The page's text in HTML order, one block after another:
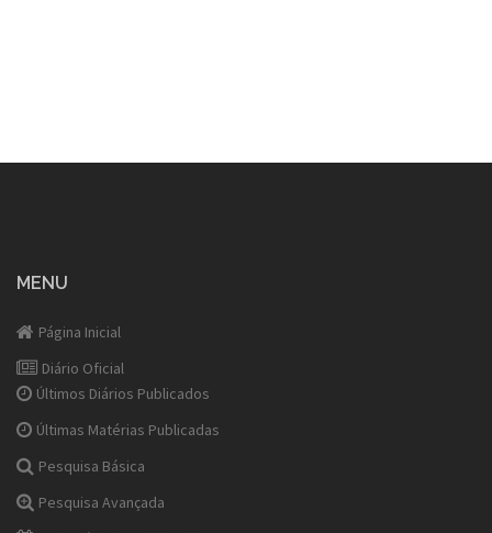
MENU
Página Inicial
Diário Oficial
Últimos Diários Publicados
Últimas Matérias Publicadas
Pesquisa Básica
Pesquisa Avançada